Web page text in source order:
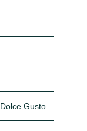
Dolce Gusto